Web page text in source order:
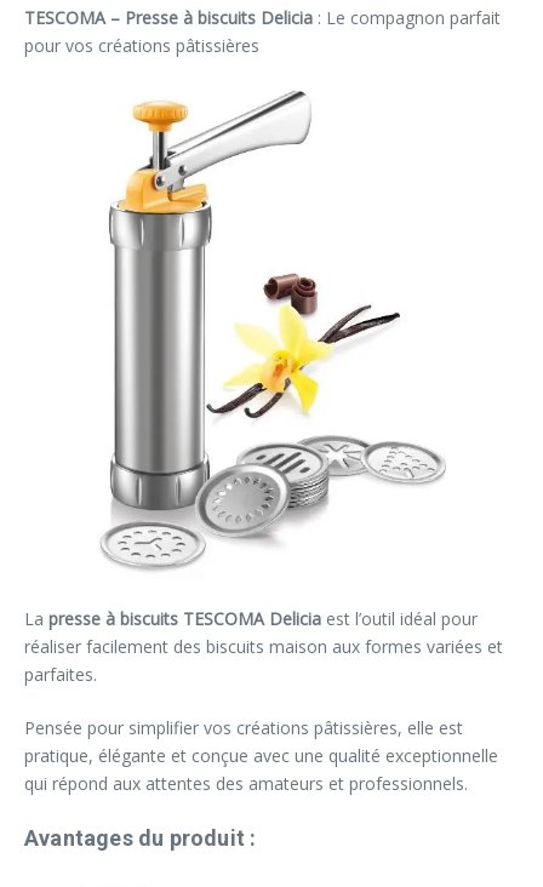
TESCOMA – Presse à biscuits Delicia : Le compagnon parfait
pour vos créations pâtissières
La presse à biscuits TESCOMA Delicia est l’outil idéal pour
réaliser facilement des biscuits maison aux formes variées et
parfaites.
Pensée pour simplifier vos créations pâtissières, elle est
pratique, élégante et conçue avec une qualité exceptionnelle
qui répond aux attentes des amateurs et professionnels.
Avantages du produit :